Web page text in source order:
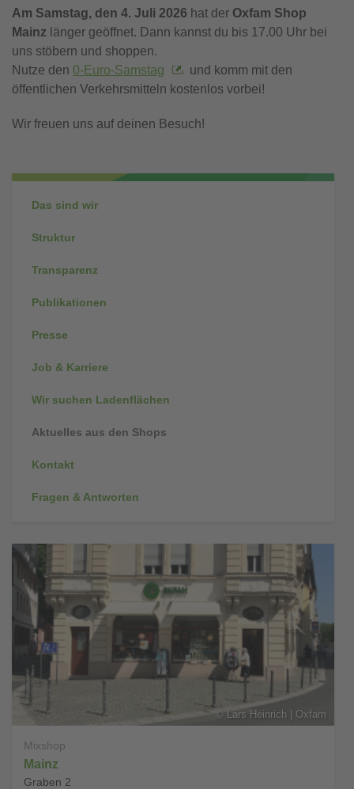
Subnavigation
Das sind wir
Struktur
Transparenz
Publikationen
Presse
Job & Karriere
Wir suchen Ladenflächen
Aktuelles aus den Shops
Kontakt
Fragen & Antworten
© Lars Heinrich | Oxfam
Mixshop
Mainz
Graben 2
Am Samstag, den 4. Juli 2026 hat der Oxfam Shop
Mainz länger geöffnet. Dann kannst du bis 17.00 Uhr bei
uns stöbern und shoppen.
Nutze den 0-Euro-Samstag
und komm mit den
öffentlichen Verkehrsmitteln kostenlos vorbei!
Wir freuen uns auf deinen Besuch!